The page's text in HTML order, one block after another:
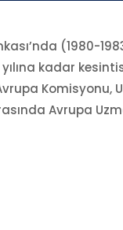
(1980-
kadar
Avrupa